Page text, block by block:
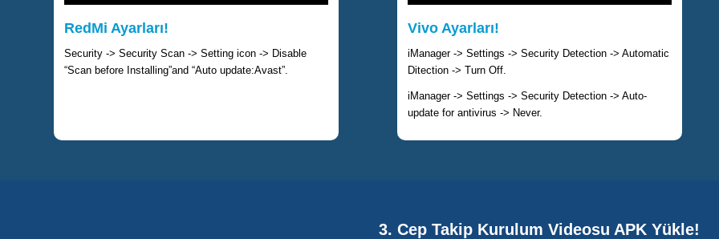
RedMi Ayarları!
Security -> Security Scan -> Setting icon -> Disable
“Scan before Installing”and “Auto update:Avast”.
Vivo Ayarları!
iManager -> Settings -> Security Detection -> Automatic
Ditection -> Turn Off.
iManager -> Settings -> Security Detection -> Auto-
update for antivirus -> Never.
3. Cep Takip Kurulum Videosu APK Yükle!